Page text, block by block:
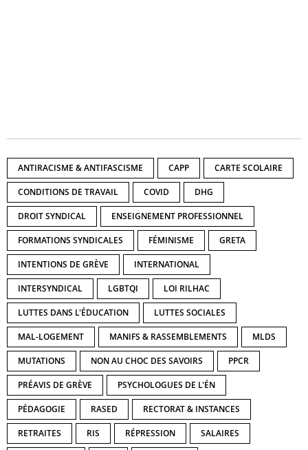
ANTIRACISME & ANTIFASCISME CAPP CARTE SCOLAIRE
CONDITIONS DE TRAVAIL COVID DHG
DROIT SYNDICAL ENSEIGNEMENT PROFESSIONNEL
FORMATIONS SYNDICALES FÉMINISME GRETA
INTENTIONS DE GRÈVE INTERNATIONAL
INTERSYNDICAL LGBTQI LOI RILHAC
LUTTES DANS L'ÉDUCATION LUTTES SOCIALES
MAL-LOGEMENT MANIFS & RASSEMBLEMENTS MLDS
MUTATIONS NON AU CHOC DES SAVOIRS PPCR
PRÉAVIS DE GRÈVE PSYCHOLOGUES DE L'ÉN
PÉDAGOGIE RASED RECTORAT & INSTANCES
RETRAITES RIS RÉPRESSION SALAIRES